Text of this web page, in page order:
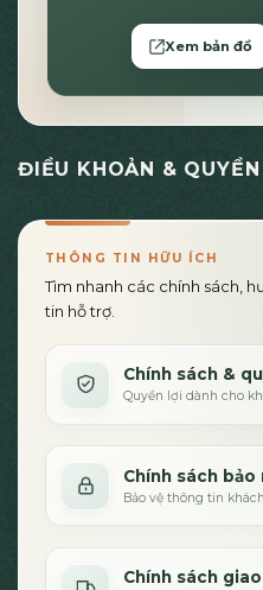
Xem bản đồ
ĐIỀU KHOẢN & QUYỀN
THÔNG TIN HỮU ÍCH
Tìm nhanh các chính sách,
tin hỗ trợ.
Chính sách &
Quyền lợi dành cho
Chính sách bảo
Bảo vệ thông tin
Chính sách